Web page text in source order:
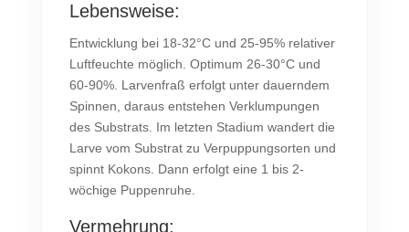
Lebensweise:
Entwicklung bei 18-32°C und 25-95% relativer
Luftfeuchte möglich. Optimum 26-30°C und
60-90%. Larvenfraß erfolgt unter dauerndem
Spinnen, daraus entstehen Verklumpungen
des Substrats. Im letzten Stadium wandert die
Larve vom Substrat zu Verpuppungsorten und
spinnt Kokons. Dann erfolgt eine 1 bis 2-
wöchige Puppenruhe.
Vermehrung: